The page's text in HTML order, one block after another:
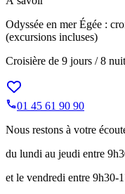
Odyssée en mer Égée :
(excursions incluses)
Croisière de 9 jours / 8
01 45 61 90 90
Nous restons à votre
du lundi au jeudi entre
et le vendredi entre 9h30-